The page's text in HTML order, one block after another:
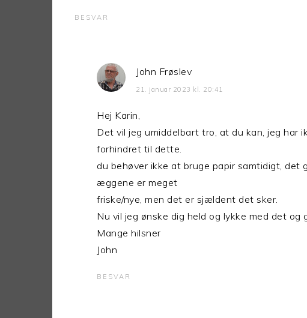
BESVAR
John Frøslev
21. januar 2023 kl. 20:41
Hej Karin,
Det vil jeg umiddelbart tro, at du kan, jeg har
forhindret til dette.
du behøver ikke at bruge papir samtidigt, det
æggene er meget
friske/nye, men det er sjældent det sker.
Nu vil jeg ønske dig held og lykke med det og
Mange hilsner
John
BESVAR